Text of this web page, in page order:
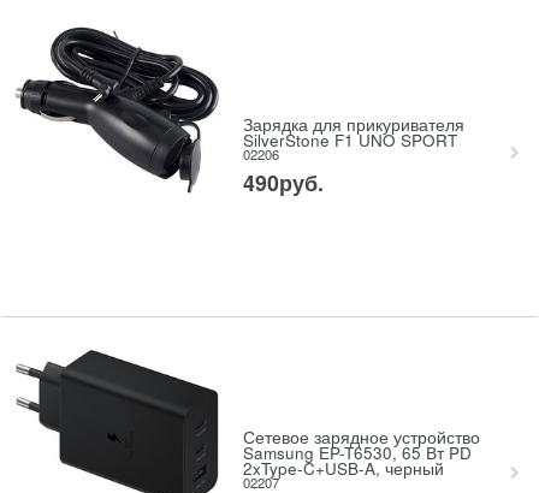
Зарядка для прикуривателя
SilverStone F1 UNO SPORT
02206
490руб.
Сетевое зарядное устройство
Samsung EP-T6530, 65 Вт PD
2xType-C+USB-A, черный
02207